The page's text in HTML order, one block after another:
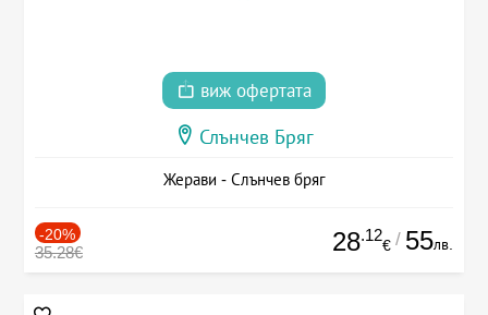
виж офертата
Слънчев Бряг
Жерави - Слънчев бряг
-20%
35.28€ 28.12
€ / 55лв.